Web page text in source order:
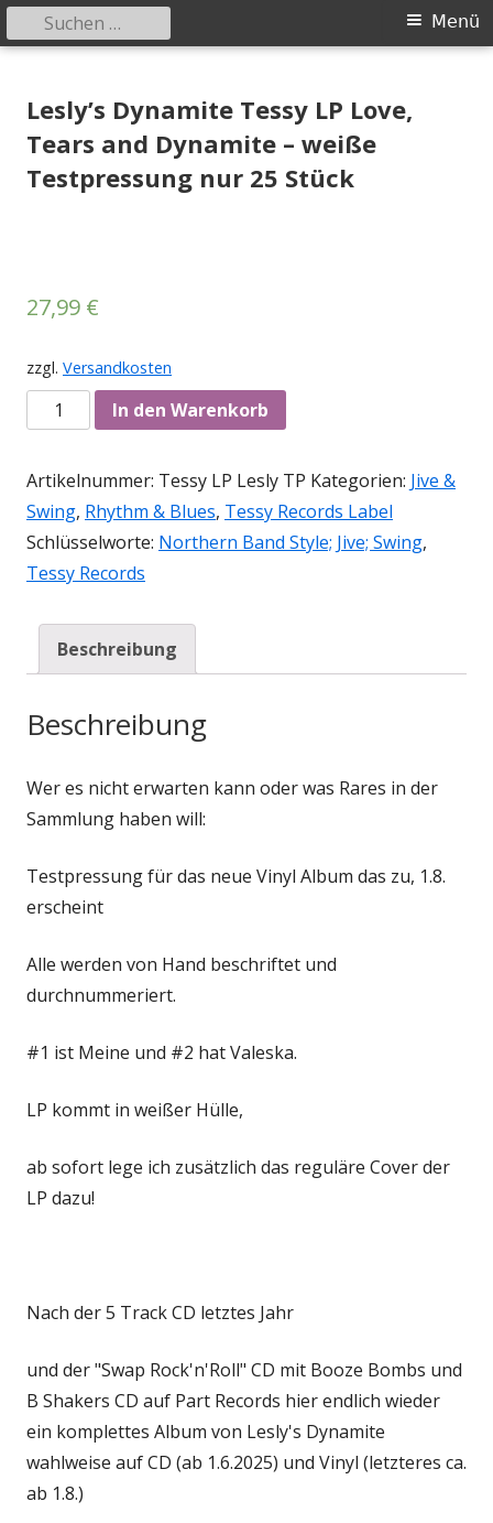
zum
Primäres
Menü
Suchen
nach:
Lesly’s Dynamite Tessy LP Love,
Tears and Dynamite – weiße
Testpressung nur 25 Stück
27,99 €
zzgl. Versandkosten
Anzahl In den Warenkorb
Artikelnummer: Tessy LP Lesly TP Kategorien: Jive &
Swing, Rhythm & Blues, Tessy Records Label
Schlüsselworte: Northern Band Style; Jive; Swing,
Tessy Records
Beschreibung
Beschreibung
Wer es nicht erwarten kann oder was Rares in der
Sammlung haben will:
Testpressung für das neue Vinyl Album das zu, 1.8.
erscheint
Alle werden von Hand beschriftet und
durchnummeriert.
#1 ist Meine und #2 hat Valeska.
LP kommt in weißer Hülle,
ab sofort lege ich zusätzlich das reguläre Cover der
LP dazu!
Nach der 5 Track CD letztes Jahr
und der "Swap Rock'n'Roll" CD mit Booze Bombs und
B Shakers CD auf Part Records hier endlich wieder
ein komplettes Album von Lesly's Dynamite
wahlweise auf CD (ab 1.6.2025) und Vinyl (letzteres ca.
ab 1.8.)